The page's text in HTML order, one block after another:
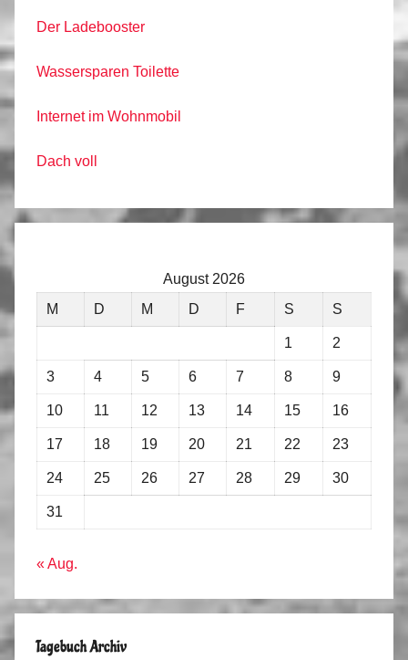
Der Ladebooster
Wassersparen Toilette
Internet im Wohnmobil
Dach voll
August 2026
M
D M D F S S
1 2
3 4 5 6 7 8 9
10 11 12 13 14 15 16
17 18 19 20 21 22 23
24 25 26 27 28 29 30
31
« Aug.
Tagebuch Archiv